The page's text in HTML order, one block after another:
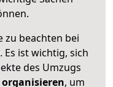
zu beachten bei
ist wichtig, sich
des Umzugs
organisieren, um